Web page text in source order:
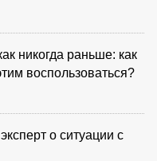
никогда раньше: как
воспользоваться?
о ситуации с